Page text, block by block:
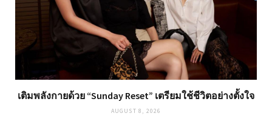
เติมพลังกายด้วย “Sunday Reset” เตรียมใช้ชีวิตอย่างตั้งใจ
AUGUST 8, 2026